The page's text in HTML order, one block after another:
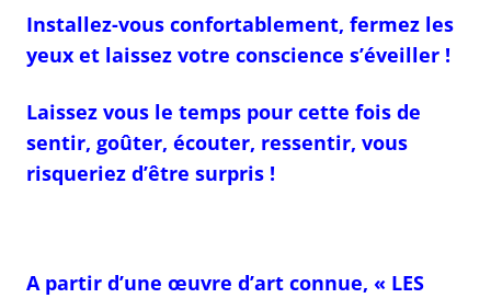
Installez-vous confortablement, fermez les
yeux et laissez votre conscience s’éveiller !
Laissez vous le temps pour cette fois de
sentir, goûter, écouter, ressentir, vous
risqueriez d’être surpris !
A partir d’une œuvre d’art connue, « LES